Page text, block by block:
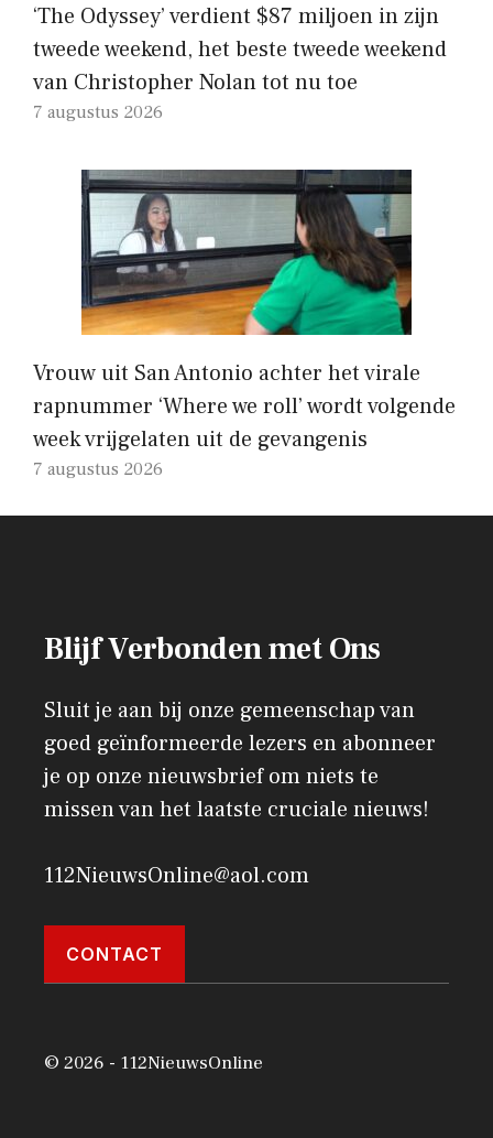
‘The Odyssey’ verdient $87 miljoen in zijn
tweede weekend, het beste tweede weekend
van Christopher Nolan tot nu toe
7 augustus 2026
Vrouw uit San Antonio achter het virale
rapnummer ‘Where we roll’ wordt volgende
week vrijgelaten uit de gevangenis
7 augustus 2026
Blijf Verbonden met Ons
Sluit je aan bij onze gemeenschap van
goed geïnformeerde lezers en abonneer
je op onze nieuwsbrief om niets te
missen van het laatste cruciale nieuws!
112NieuwsOnline@aol.com
CONTACT
© 2026 - 112NieuwsOnline